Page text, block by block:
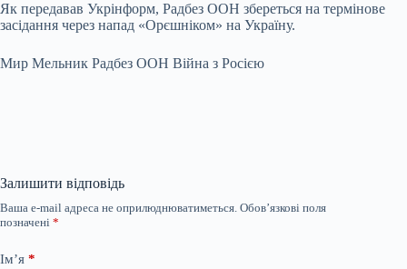
Як передавав Укрінформ, Радбез ООН збереться на термінове
засідання через напад «Орєшніком» на Україну.
Мир Мельник Радбез ООН Війна з Росією
Залишити відповідь
Ваша e-mail адреса не оприлюднюватиметься. Обов’язкові поля
позначені *
Ім’я *